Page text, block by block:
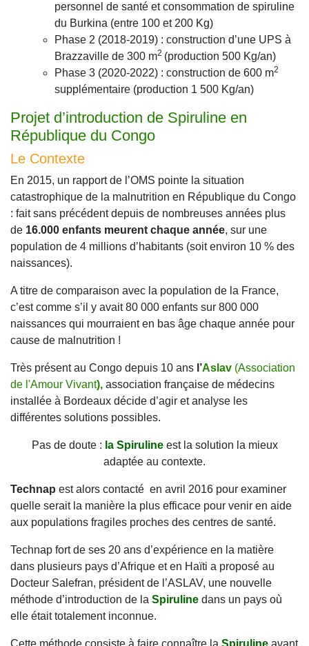
personnel de santé et consommation de spiruline
du Burkina (entre 100 et 200 Kg)
Phase 2 (2018-2019) : construction d’une UPS à
Brazzaville de 300 m2 (production 500 Kg/an)
Phase 3 (2020-2022) : construction de 600 m2
supplémentaire (production 1 500 Kg/an)
Projet d’introduction de Spiruline en
République du Congo
Le Contexte
En 2015, un rapport de l’OMS pointe la situation
catastrophique de la malnutrition en République du Congo
: fait sans précédent depuis de nombreuses années plus
de 16.000 enfants meurent chaque année, sur une
population de 4 millions d’habitants (soit environ 10 % des
naissances).
A titre de comparaison avec la population de la France,
c’est comme s’il y avait 80 000 enfants sur 800 000
naissances qui mourraient en bas âge chaque année pour
cause de malnutrition !
Très présent au Congo depuis 10 ans l’Aslav (Association
de l'Amour Vivant), association française de médecins
installée à Bordeaux décide d’agir et analyse les
différentes solutions possibles.
Pas de doute : la Spirulineest la solution la mieux
adaptée au contexte.
Technap est alors contacté en avril 2016 pour examiner
quelle serait la manière la plus efficace pour venir en aide
aux populations fragiles proches des centres de santé.
Technap fort de ses 20 ans d’expérience en la matière
dans plusieurs pays d’Afrique et en Haïti a proposé au
Docteur Salefran, président de l’ASLAV, une nouvelle
méthode d’introduction de la Spiruline dans un pays où
elle était totalement inconnue.
Cette méthode consiste à faire connaître la Spiruline avant